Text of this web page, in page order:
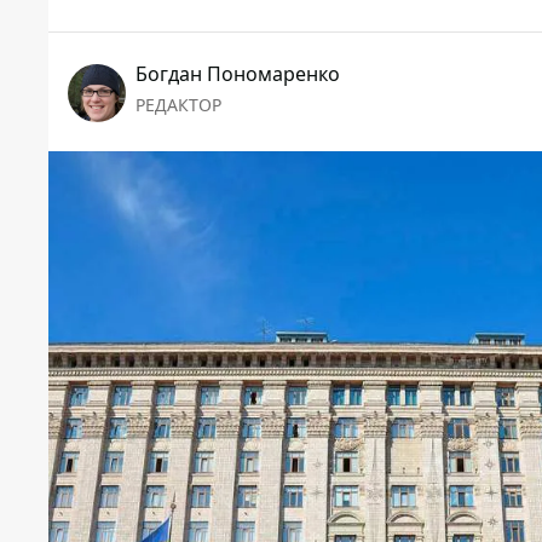
Богдан Пономаренко
РЕДАКТОР